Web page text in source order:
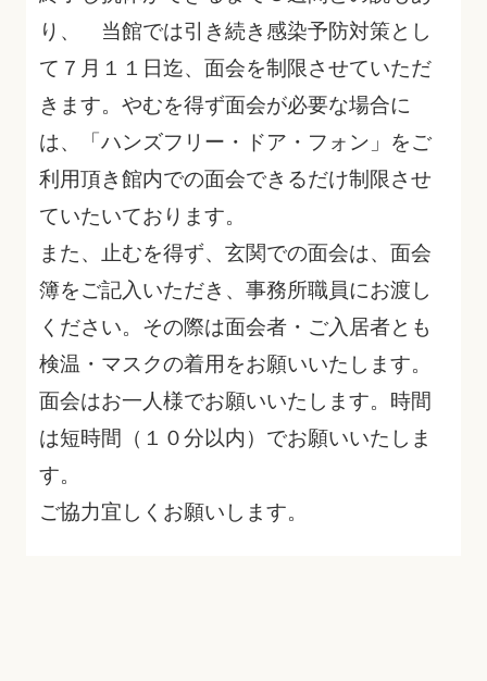
り、 当館では引き続き感染予防対策とし
て７月１１日迄、面会を制限させていただ
きます。やむを得ず面会が必要な場合に
は、「ハンズフリー・ドア・フォン」をご
利用頂き館内での面会できるだけ制限させ
ていたいております。
また、止むを得ず、玄関での面会は、面会
簿をご記入いただき、事務所職員にお渡し
ください。その際は面会者・ご入居者とも
検温・マスクの着用をお願いいたします。
面会はお一人様でお願いいたします。時間
は短時間（１０分以内）でお願いいたしま
す。
ご協力宜しくお願いします。